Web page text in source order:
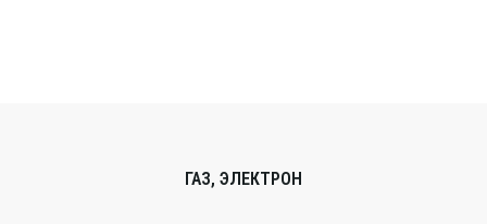
ГАЗ, ЭЛЕКТРОН